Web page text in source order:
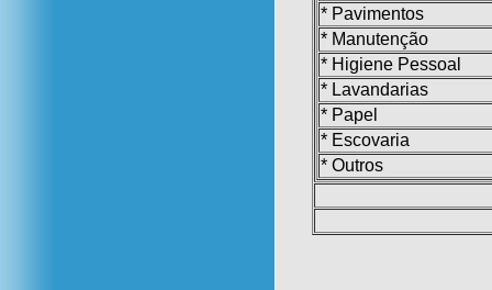
* Pavimentos
* Manutenção
* Higiene Pessoal
* Lavandarias
* Papel
* Escovaria
* Outros